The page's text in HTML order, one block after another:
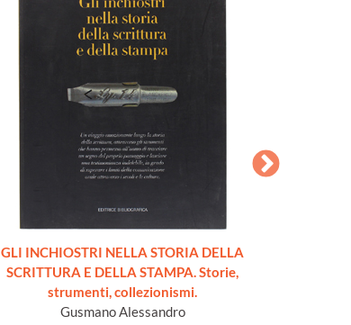
GLI INCHIOSTRI NELLA STORIA DELLA
SCRITTURA E DELLA STAMPA. Storie,
strumenti, collezionismi.
Gusmano Alessandro